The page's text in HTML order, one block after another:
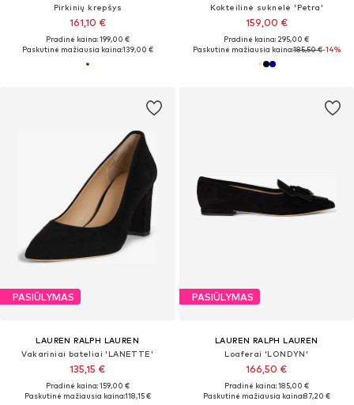
Pirkinių krepšys
161,10 €
Pradinė kaina: 199,00 €
Paskutinė mažiausia kaina:139,00 €
Kokteilinė suknelė 'Petra'
159,00 €
Pradinė kaina: 295,00 €
Paskutinė mažiausia kaina:185,50 €-14%
PASIŪLYMAS
LAUREN RALPH LAUREN
Vakariniai bateliai 'LANETTE'
135,15 €
Pradinė kaina: 159,00 €
Paskutinė mažiausia kaina:118,15 €
PASIŪLYMAS
LAUREN RALPH LAUREN
Loaferai 'LONDYN'
166,50 €
Pradinė kaina: 185,00 €
Paskutinė mažiausia kaina:87,20 €